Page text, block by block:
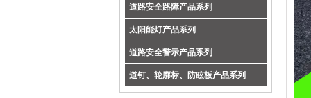
道路安全路障产品系列
太阳能灯产品系列
道路安全警示产品系列
道钉、轮廓标、防眩板产品系列